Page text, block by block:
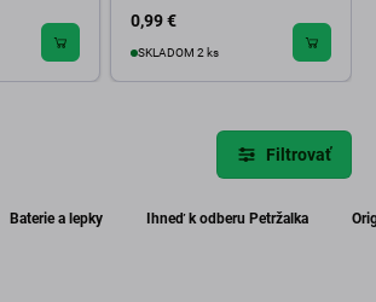
0,99 €
SKLADOM 2 ks
Filtrovať
Baterie a lepky Ihneď k odberu Petržalka